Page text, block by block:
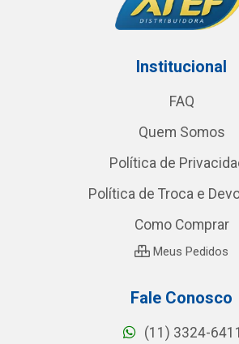
Institucional
FAQ
Quem Somos
Política de
Política de Troca e
Como Comprar
Meus Pedidos
Fale Conosco
(11) 3324-6411